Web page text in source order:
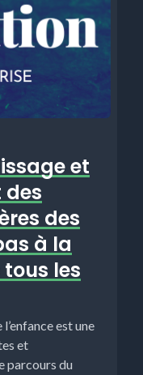
et
des
des
à la
les
est une
et
parcours du